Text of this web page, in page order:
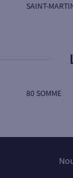
SAINT-
80 SOMME